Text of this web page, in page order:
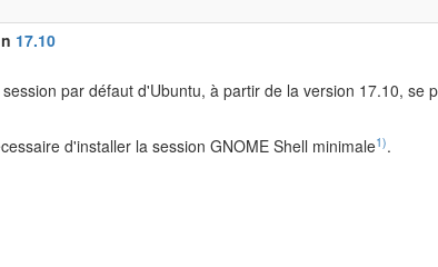
17.10
par défaut d'Ubuntu, à partir de la version 17.10, se
d'installer la session GNOME Shell minimale1).